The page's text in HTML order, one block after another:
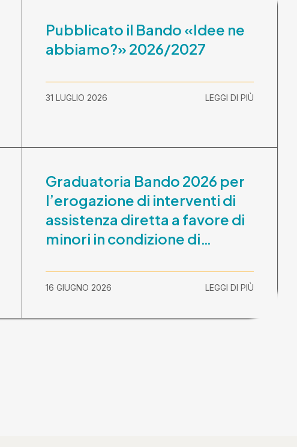
Pubblicato il Bando «Idee ne
abbiamo?» 2026/2027
31 LUGLIO 2026 LEGGI DI PIÙ
Graduatoria Bando 2026 per
l’erogazione di interventi di
assistenza diretta a favore di
minori in condizione di
sostegno elevato e molto
elevato (Misura B2) per
prestazioni socioeducative o
16 GIUGNO 2026 LEGGI DI PIÙ